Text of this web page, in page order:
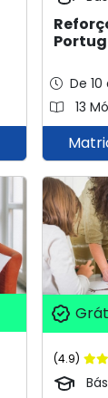
De 10
13
(4.9)